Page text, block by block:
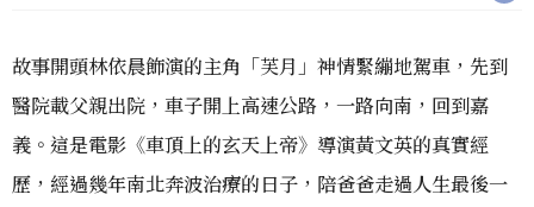
故事開頭林依晨飾演的主角「芙月」神情緊繃地駕車，先到
醫院載父親出院，車子開上高速公路，一路向南，回到嘉
義。這是電影《車頂上的玄天上帝》導演黃文英的真實經
歷，經過幾年南北奔波治療的日子，陪爸爸走過人生最後一